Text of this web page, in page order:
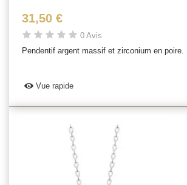
31,50 €
0 Avis
Pendentif argent massif et zirconium en poire.
Vue rapide